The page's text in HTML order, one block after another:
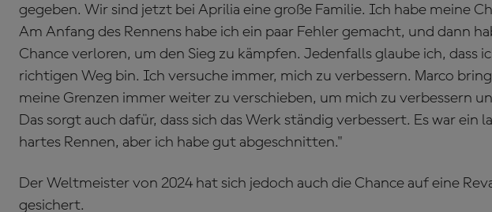
gegeben. Wir sind jetzt bei Aprilia eine große Familie. Ich habe meine
Am Anfang des Rennens habe ich ein paar Fehler gemacht, und dann
Chance verloren, um den Sieg zu kämpfen. Jedenfalls glaube ich, dass
richtigen Weg bin. Ich versuche immer, mich zu verbessern. Marco
meine Grenzen immer weiter zu verschieben, um mich zu verbessern
Das sorgt auch dafür, dass sich das Werk ständig verbessert. Es war ein
hartes Rennen, aber ich habe gut abgeschnitten."
Der Weltmeister von 2024 hat sich jedoch auch die Chance auf eine
gesichert.